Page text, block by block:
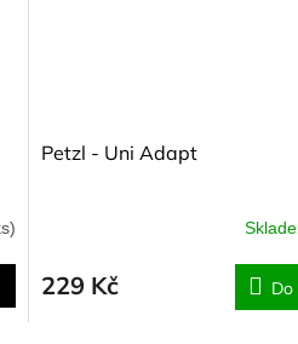
Petzl - Uni Adapt
229 Kč Do